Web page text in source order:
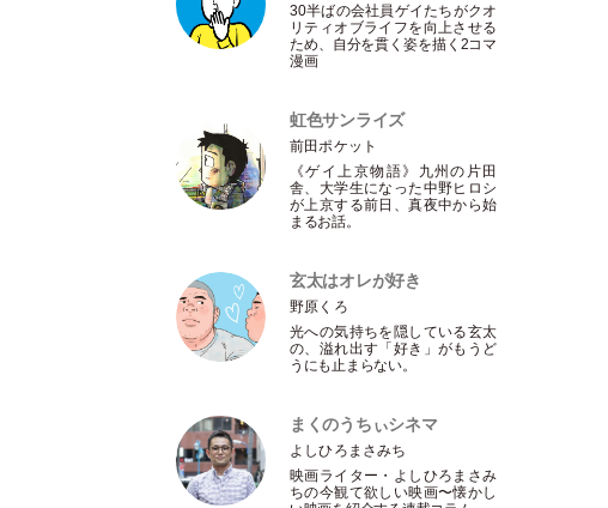
30半ばの会社員ゲイたちがクオ
リティオブライフを向上させる
ため、自分を貫く姿を描く2コマ
漫画
虹色サンライズ
前田ポケット
《ゲイ上京物語》九州の片田
舎、大学生になった中野ヒロシ
が上京する前日、真夜中から始
まるお話。
玄太はオレが好き
野原くろ
光への気持ちを隠している玄太
の、溢れ出す 「好き 」がもうど
うにも止まらない。
まくのうちぃシネマ
よしひろまさみち
映画ライター ・ よしひろまさみ
ちの今観て欲しい映画〜懐かし